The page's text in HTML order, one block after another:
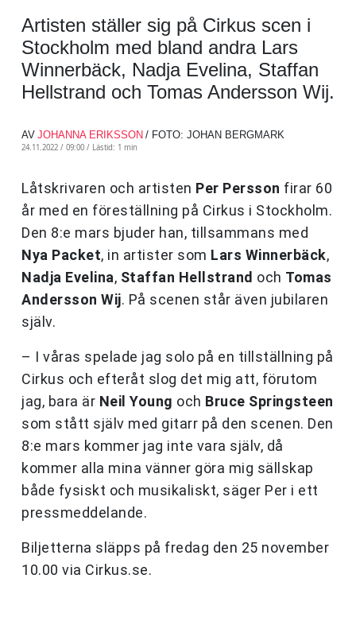
Artisten ställer sig på Cirkus scen i
Stockholm med bland andra Lars
Winnerbäck, Nadja Evelina, Staffan
Hellstrand och Tomas Andersson Wij.
AV JOHANNA ERIKSSON / FOTO: JOHAN BERGMARK
24.11.2022 / 09:00 / Lästid: 1 min
Låtskrivaren och artisten Per Persson firar 60
år med en föreställning på Cirkus i Stockholm.
Den 8:e mars bjuder han, tillsammans med
Nya Packet, in artister som Lars Winnerbäck,
Nadja Evelina, Staffan Hellstrand och Tomas
Andersson Wij. På scenen står även jubilaren
själv.
– I våras spelade jag solo på en tillställning på
Cirkus och efteråt slog det mig att, förutom
jag, bara är Neil Young och Bruce Springsteen
som stått själv med gitarr på den scenen. Den
8:e mars kommer jag inte vara själv, då
kommer alla mina vänner göra mig sällskap
både fysiskt och musikaliskt, säger Per i ett
pressmeddelande.
Biljetterna släpps på fredag den 25 november
10.00 via Cirkus.se.